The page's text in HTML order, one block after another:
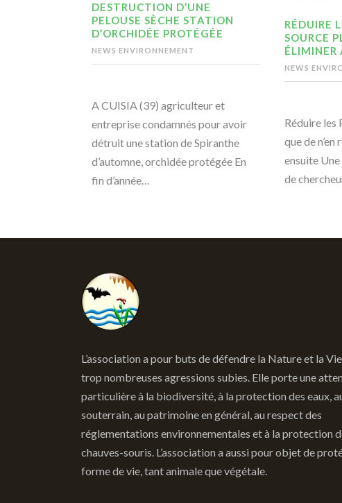
DESTRUCTION D’UNE
PELOUSE SÈCHE STATION
D’ORCHIDÉE PROTÉGÉE
NEWS ENVIRONNEMENT
A CUISIA (39) agriculteur et
entreprise condamnés pour avoir
détruit une station de Spiranthe
d’automne, orchidée protégée En
fin d’année…
RÉDUIRE
SOURCE
ÉLIMINER
NEWS
Réduire les
que de
ensuite
de
L’association a pour buts de défendre la Nature et la
trop nombreuses agressions subies. Elle porte une
particulière à la biodiversité, à la protection des eaux,
souterrain, au patrimoine en général, au respect des
réglementations environnementales et à la protection
chauves-souris. L’association a aussi pour objet de
forme de vie, tant animale que végétale.